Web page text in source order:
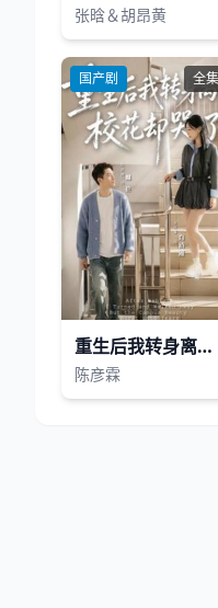
张晗＆胡昂黄
国产剧 全集
重生后我转身离开，校花却哭了
陈彦霖